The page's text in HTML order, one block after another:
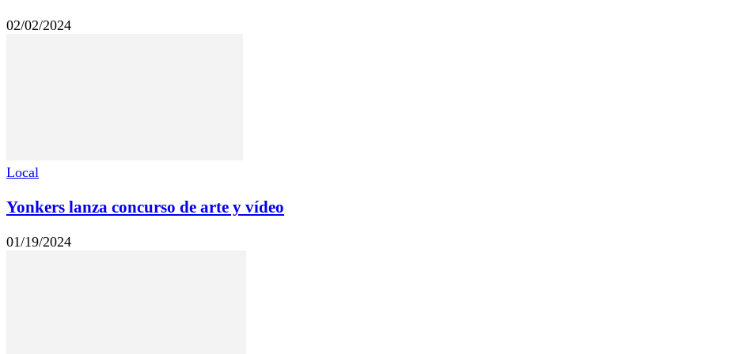
02/02/2024
Local
Yonkers lanza concurso de arte y vídeo
01/19/2024